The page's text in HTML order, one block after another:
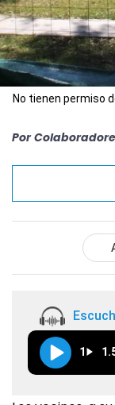
No tienen permiso
Por
1